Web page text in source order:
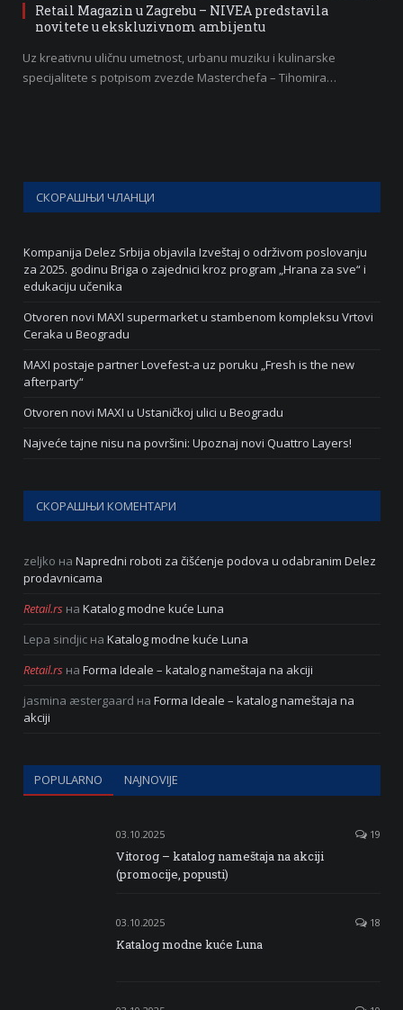
Retail Magazin u Zagrebu – NIVEA predstavila
novitete u ekskluzivnom ambijentu
Uz kreativnu uličnu umetnost, urbanu muziku i kulinarske
specijalitete s potpisom zvezde Masterchefa – Tihomira…
СКОРАШЊИ ЧЛАНЦИ
Kompanija Delez Srbija objavila Izveštaj o održivom poslovanju
za 2025. godinu Briga o zajednici kroz program „Hrana za sve“ i
edukaciju učenika
Otvoren novi MAXI supermarket u stambenom kompleksu Vrtovi
Ceraka u Beogradu
MAXI postaje partner Lovefest-a uz poruku „Fresh is the new
afterparty“
Otvoren novi MAXI u Ustaničkoj ulici u Beogradu
Najveće tajne nisu na površini: Upoznaj novi Quattro Layers!
СКОРАШЊИ КОМЕНТАРИ
zeljko на Napredni roboti za čišćenje podova u odabranim Delez
prodavnicama
Retail.rs на Katalog modne kuće Luna
Lepa sindjic на Katalog modne kuće Luna
Retail.rs на Forma Ideale – katalog nameštaja na akciji
jasmina æstergaard на Forma Ideale – katalog nameštaja na
akciji
POPULARNO NAJNOVIJE
03.10.2025 19
Vitorog – katalog nameštaja na akciji
(promocije, popusti)
03.10.2025 18
Katalog modne kuće Luna